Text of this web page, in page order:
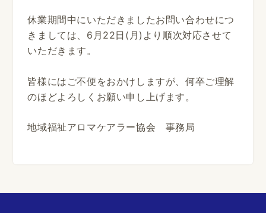
休業期間中にいただきましたお問い合わせにつ
きましては、6月22日(月)より順次対応させて
いただきます。
皆様にはご不便をおかけしますが、何卒ご理解
のほどよろしくお願い申し上げます。
地域福祉アロマケアラー協会 事務局